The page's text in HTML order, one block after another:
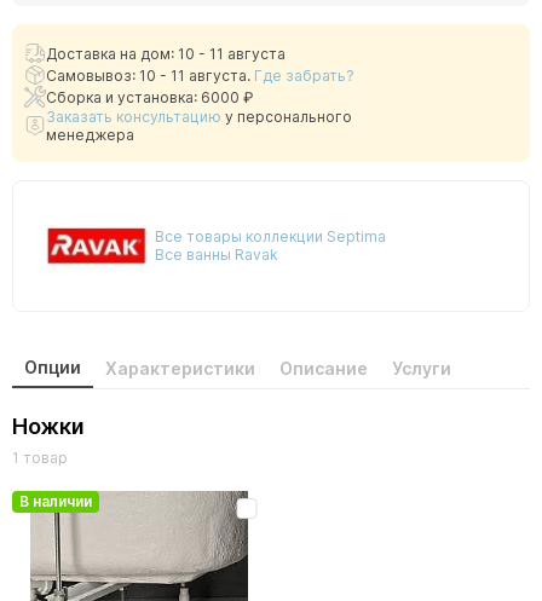
Доставка на дом: 10 - 11 августа
Самовывоз: 10 - 11 августа. Где забрать?
Сборка и установка: 6000 ₽
Заказать консультацию у персонального
менеджера
Все товары коллекции Septima
Все ванны Ravak
Опции Характеристики Описание Услуги
Ножки
1 товар
В наличии